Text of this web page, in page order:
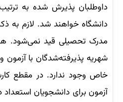
داوطلبان پذیرش شده به
دانشگاه خواهند شد. لازم به
مدرک تحصیلی قید نمی‌شود.
شهریه پذیرفته‌شدگان با
خاص وجود ندارد. در مقطع
آزمون برای دانشجویان